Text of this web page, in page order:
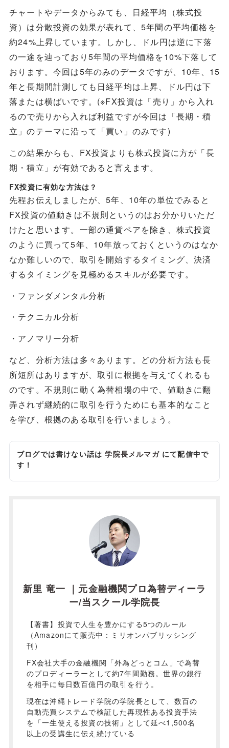
チャートやデータからみても、日経平均（株式投
資）は分散投資の効果が表れて、5年間の平均価格を
約24%上昇しています。しかし、ドル円は逆に下落
の一途を辿っており5年間の平均価格を10%下落して
おります。今回は5年のみのデータですが、10年、15
年と長期間計測しても日経平均は上昇、ドル円は下
落または横ばいです。(※FX投資は「売り」から入れ
るので売りから入れば利益ですが今回は「長期・積
立」のテーマに沿って「買い」のみです)
この結果からも、FX投資よりも株式投資に方が「長
期・積立」が有効であると言えます。
FX投資に有効な方法は？
先程お伝えしましたが、5年、10年の単位でみると
FX投資の値動きは不規則というのはお分かりいただ
けたと思います。一部の通貨ペアを除き、株式投資
のように買って5年、10年放っておくというのはなか
なか難しいので、取引を開始するタイミング、決済
するタイミングを見極めるスキルが必要です。
・ファンダメンタル分析
・テクニカル分析
・アノマリー分析
など、分析方法は多々あります。どの分析方法も長
所短所はありますが、取引に根拠を与えてくれるも
のです。不規則に動く為替相場の中で、値動きに翻
弄されず継続的に取引を行うためにも基本的なこと
を学び、根拠のある取引を行いましょう。
ブログでは書けない話は学院長メルマガにて配信中で
す！
新里 竜一 ｜元金融機関プロ為替ディーラ
ー/当スクール学院長
【著書】投資で人生を豊かにする5つのルール
（Amazonにて販売中：ミリオンパブリッシング
刊）
FX会社大手の金融機関「外為どっとコム」で為替
のプロディーラーとして約7年間勤務。世界の銀行
を相手に毎日数百億円の取引を行う。
現在は沖縄トレード学院の学院長として、数百の
自動売買システムで検証した再現性ある投資手法
を「一生使える投資の技術」として延べ1,500名
以上の受講生に伝え続けている